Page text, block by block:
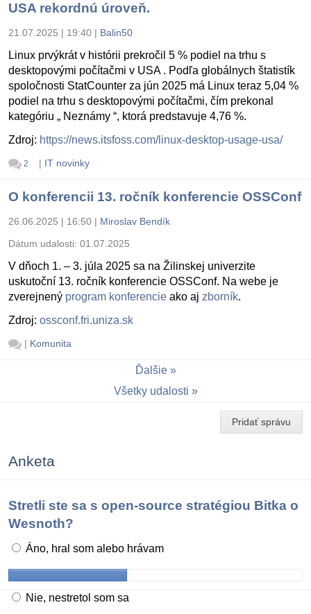
USA rekordnú úroveň.
21.07.2025 | 19:40 | Balin50
Linux prvýkrát v histórii prekročil 5 % podiel na trhu s
desktopovými počítačmi v USA . Podľa globálnych štatistík
spoločnosti StatCounter za jún 2025 má Linux teraz 5,04 %
podiel na trhu s desktopovými počítačmi, čím prekonal
kategóriu „ Neznámy “, ktorá predstavuje 4,76 %.
Zdroj: https://news.itsfoss.com/linux-desktop-usage-usa/
2 | IT novinky
O konferencii 13. ročník konferencie OSSConf
26.06.2025 | 16:50 | Miroslav Bendík
Dátum udalosti: 01.07.2025
V dňoch 1. – 3. júla 2025 sa na Žilinskej univerzite
uskutoční 13. ročník konferencie OSSConf. Na webe je
zverejnený program konferencie ako aj zborník.
Zdroj: ossconf.fri.uniza.sk
| Komunita
Ďalšie
Všetky udalosti
Pridať správu
Anketa
Stretli ste sa s open-source stratégiou Bitka o
Wesnoth?
Áno, hral som alebo hrávam
Nie, nestretol som sa